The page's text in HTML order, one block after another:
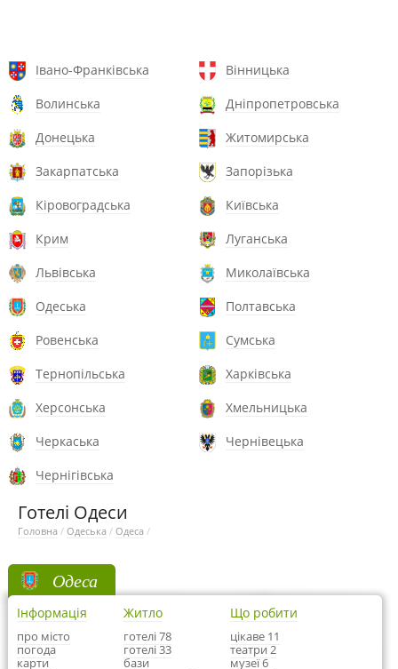
Івано-Франківська
Вінницька
Волинська
Дніпропетровська
Донецька
Житомирська
Закарпатська
Запорізька
Кіровоградська
Київська
Крим
Луганська
Львівська
Миколаївська
Одеська
Полтавська
Ровенська
Сумська
Тернопільська
Харківська
Херсонська
Хмельницька
Черкаська
Чернівецька
Чернігівська
Готелі Одеси
Головна / Одеська / Одеса /
Одеса
Інформація
про місто
погода
карти
Житло
готелі 78
готелі 33
бази
Що робити
цікаве 11
театри 2
музеї 6